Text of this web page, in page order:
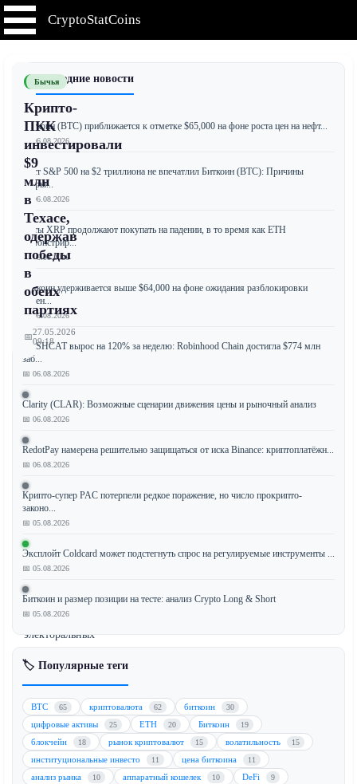
CryptoStatCoins
Бычья
Крипто-
ПКК
инвестировали
$9
млн
в
Техасе,
одержав
победы
в
обеих
партиях
📅27.05.2026
09:18
Криптовалютные
Политические
Комитеты
Политического
(ПКК)
направили
$9
млн
в
Техас,
добившись
значительных
электоральных
в
обеих
основных
политических
партиях.
Эти
стратегические
📰 Последние новости
Биткоин (BTC) приближается к отметке $65,000 на фоне роста цен на нефт...
📅 06.08.2026
Рост S&P 500 на $2 триллиона не впечатлил Биткоин (BTC): Причины
разры...
📅 06.08.2026
Киты XRP продолжают покупать на падении, в то время как ETH
демонстрир...
📅 06.08.2026
Биткоин удерживается выше $64,000 на фоне ожидания разблокировки
токен...
📅 06.08.2026
CASHCAT вырос на 120% за неделю: Robinhood Chain достигла $774 млн
заб...
📅 06.08.2026
Clarity (CLAR): Возможные сценарии движения цены и рыночный анализ
📅 06.08.2026
RedotPay намерена решительно защищаться от иска Binance: криптоплатёжн...
📅 06.08.2026
Крипто-супер PAC потерпели редкое поражение, но число прокрипто-
законо...
📅 05.08.2026
Эксплойт Coldcard может подстегнуть спрос на регулируемые инструменты ...
📅 05.08.2026
Биткоин и размер позиции на тесте: анализ Crypto Long & Short
📅 05.08.2026
🏷️ Популярные теги
BTC 65 криптовалюта 62 биткоин 30
цифровые активы 25 ETH 20 Биткоин 19
блокчейн 18 рынок криптовалют 15 волатильность 15
институциональные инвесто 11 цена биткоина 11
анализ рынка 10 аппаратный кошелек 10 DeFi 9